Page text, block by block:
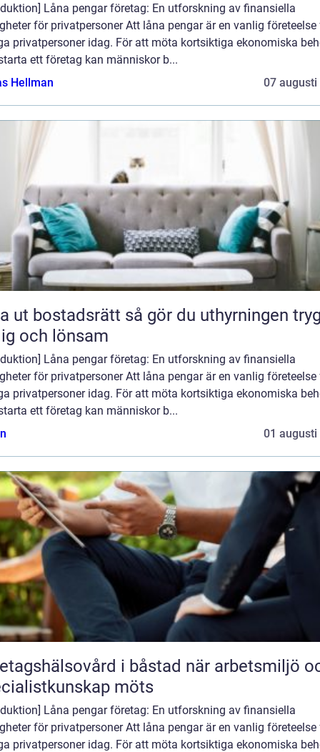
Låna pengar företag: En utforskning av finansiella
för privatpersoner Att låna pengar är en vanlig företeelse
privatpersoner idag. För att möta kortsiktiga ekonomiska
ett företag kan människor b...
Hellman
07 augusti
så gör du uthyrningen trygg,
och lönsam
Låna pengar företag: En utforskning av finansiella
för privatpersoner Att låna pengar är en vanlig företeelse
privatpersoner idag. För att möta kortsiktiga ekonomiska
ett företag kan människor b...
01 augusti
i båstad när arbetsmiljö och
möts
Låna pengar företag: En utforskning av finansiella
för privatpersoner Att låna pengar är en vanlig företeelse
privatpersoner idag. För att möta kortsiktiga ekonomiska